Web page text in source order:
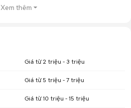
Xem thêm
Giá từ 2 triệu - 3 triệu
Giá từ 5 triệu - 7 triệu
Giá từ 10 triệu - 15 triệu